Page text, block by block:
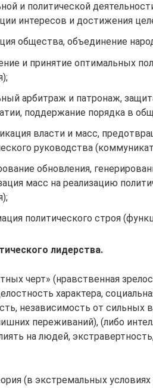
и политической
интересов и достижения
общества, объединение
и принятие оптимальных
арбитраж и патронаж,
поддержание порядка в
власти и масс,
руководства
обновления,
масс на реализацию
политического строя
лидерства.
черт» (нравственная
характера,
независимость от сильных
переживаний), (либо
на людей,
(в экстремальных